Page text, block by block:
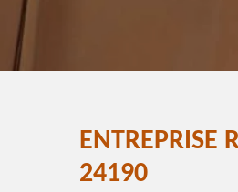
ENTREPRISE
24190